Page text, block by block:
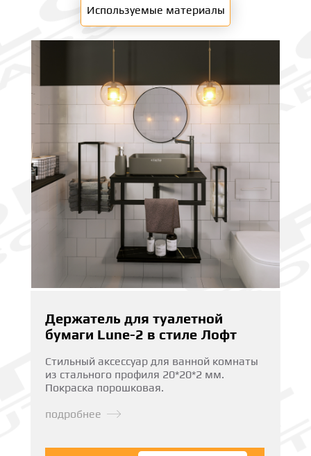
Используемые материалы
Держатель для туалетной
бумаги Lune-2 в стиле Лофт
Стильный аксессуар для ванной комнаты
из стального профиля 20*20*2 мм.
Покраска порошковая.
подробнее